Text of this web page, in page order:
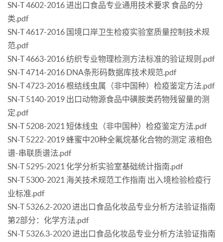
SN-T 4602-2016 进出口食品专业通用技术要求 食品的分
类.pdf
SN-T 4617-2016 国境口岸卫生检疫实验室质量控制技术规
范.pdf
SN-T 4663-2016 纺织专业物理检测方法标准的验证规则.pdf
SN-T 4714-2016 DNA条形码数据库技术规范.pdf
SN-T 4723-2016 根结线虫属（非中国种）检疫鉴定方法.pdf
SN-T 5140-2019 出口动物源食品中磺胺类药物残留量的测
定.pdf
SN-T 5208-2021 短体线虫（非中国种）检疫鉴定方法.pdf
SN-T 5222-2019 蜂蜜中20种全氟烷基化合物的测定 液相色
谱-串联质谱法.pdf
SN-T 5295-2021 化学分析实验室基础统计指南.pdf
SN-T 5300-2021 海关技术规范工作指南 出入境检验检疫行
业标准.pdf
SN-T 5326.2-2020 进出口食品化妆品专业分析方法验证指南
第2部分：化学方法.pdf
SN-T 5326.3-2020 进出口食品化妆品专业分析方法验证指南